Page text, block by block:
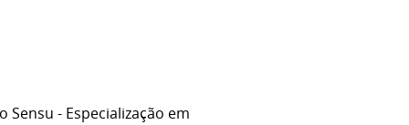
Sensu - Especialização em